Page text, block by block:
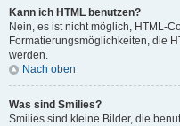
Kann ich HTML benutzen?
Nein, es ist nicht möglich, HTML-
Formatierungsmöglichkeiten, die
werden.
Nach oben
Was sind Smilies?
Smilies sind kleine Bilder, die